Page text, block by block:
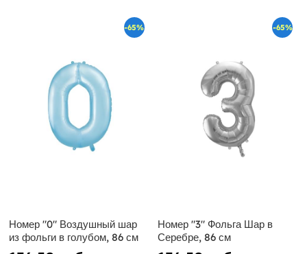
-65%
Номер "0" Воздушный шар
из фольги в голубом, 86 см
-65%
Номер "3" Фольга Шар в
Серебре, 86 см